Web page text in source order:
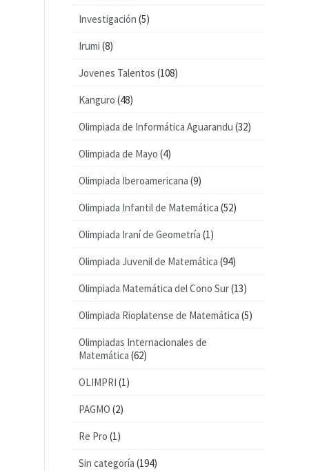
Investigación (5)
Irumi (8)
Jovenes Talentos (108)
Kanguro (48)
Olimpiada de Informática Aguarandu (32)
Olimpiada de Mayo (4)
Olimpiada Iberoamericana (9)
Olimpiada Infantil de Matemática (52)
Olimpiada Iraní de Geometría (1)
Olimpiada Juvenil de Matemática (94)
Olimpiada Matemática del Cono Sur(13)
Olimpiada Rioplatense de Matemática (5)
Olimpiadas Internacionales de
Matemática (62)
OLIMPRI (1)
PAGMO (2)
Re Pro (1)
Sin categoría (194)